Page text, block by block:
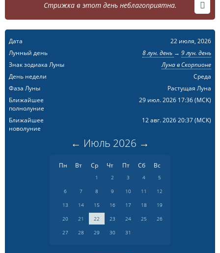
Стрижка в этот день неблагоприятна.
Дата
22 июля, 2026
Лунный день
8 лун. день → 9 лун. день
Знак зодиака Луны
Луна в Скорпионе
День недели
Среда
Фаза Луны
Растущая Луна
Ближайшее
полнолуние
29 июл. 2026 17:36(МСК)
Ближайшее
новолуние
12 авг. 2026 20:37(МСК)
← Июль 2026 →
Пн Вт Ср Чт Пт Сб Вс
1 2 3 4
5
6
7 8 9 10 11
12
13
14 15 16 17 18
19
20
21 22 23 24 25
26
27
28 29 30 31